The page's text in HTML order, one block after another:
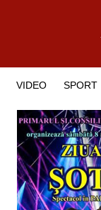
VIDEO SPORT